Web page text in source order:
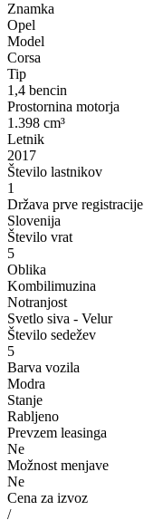
Znamka
Opel
Model
Corsa
Tip
1,4 bencin
Prostornina motorja
1.398 cm³
Letnik
2017
Število lastnikov
1
Država prve registracije
Slovenija
Število vrat
5
Oblika
Kombilimuzina
Notranjost
Svetlo siva - Velur
Število sedežev
5
Barva vozila
Modra
Stanje
Rabljeno
Prevzem leasinga
Ne
Možnost menjave
Ne
Cena za izvoz
/